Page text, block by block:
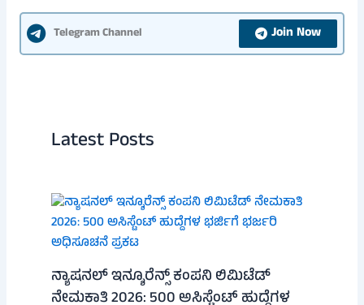
Telegram Channel Join Now
Latest Posts
ನ್ಯಾಷನಲ್ ಇನ್ಶೂರೆನ್ಸ್ ಕಂಪನಿ ಲಿಮಿಟೆಡ್
ನೇಮಕಾತಿ 2026: 500 ಅಸಿಸ್ಟೆಂಟ್ ಹುದ್ದೆಗಳ